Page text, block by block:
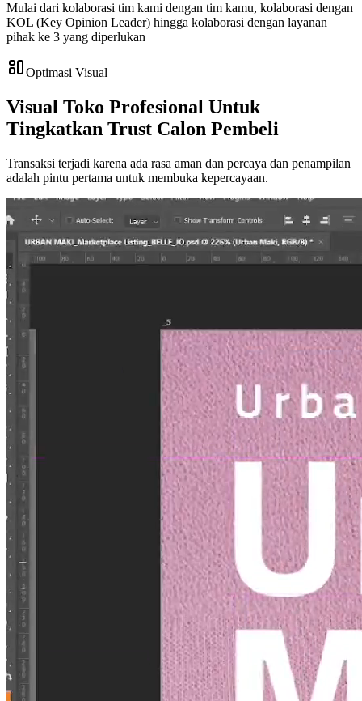
Mulai dari kolaborasi tim kami dengan tim kamu, kolaborasi dengan
KOL (Key Opinion Leader) hingga kolaborasi dengan layanan
pihak ke 3 yang diperlukan
Optimasi Visual
Visual Toko Profesional Untuk
Tingkatkan Trust Calon Pembeli
Transaksi terjadi karena ada rasa aman dan percaya dan penampilan
adalah pintu pertama untuk membuka kepercayaan.